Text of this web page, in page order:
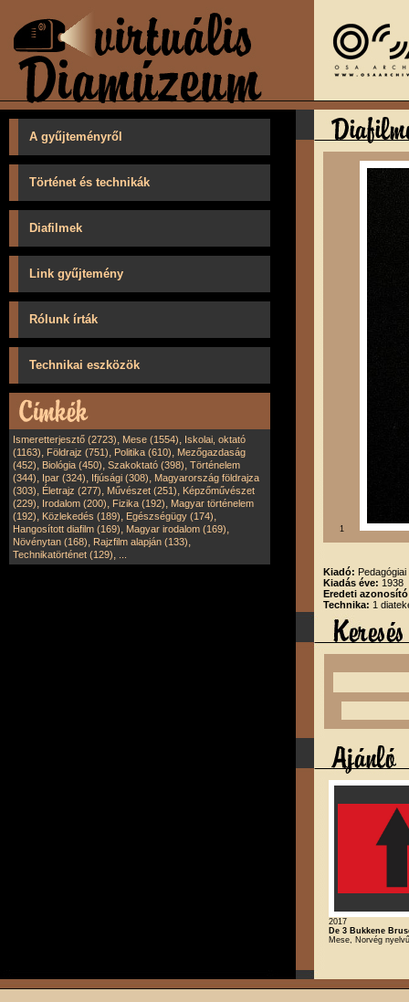
A gyűjteményről
Történet és technikák
Diafilmek
Link gyűjtemény
Rólunk írták
Technikai eszközök
Ismeretterjesztő (2723), Mese (1554), Iskolai, oktató
(1163), Földrajz (751), Politika (610), Mezőgazdaság
(452), Biológia (450), Szakoktató (398), Történelem
(344), Ipar (324), Ifjúsági (308), Magyarország földrajza
(303), Életrajz (277), Művészet (251), Képzőművészet
(229), Irodalom (200), Fizika (192), Magyar történelem
(192), Közlekedés (189), Egészségügy (174),
Hangosított diafilm (169), Magyar irodalom (169),
Növénytan (168), Rajzfilm alapján (133),
Technikatörténet (129),
1
Kiadó:
Kiadás éve: 1938
Eredeti
Technika: 1
2017
De 3 Bukkene
Mese, Norvég nyelvű